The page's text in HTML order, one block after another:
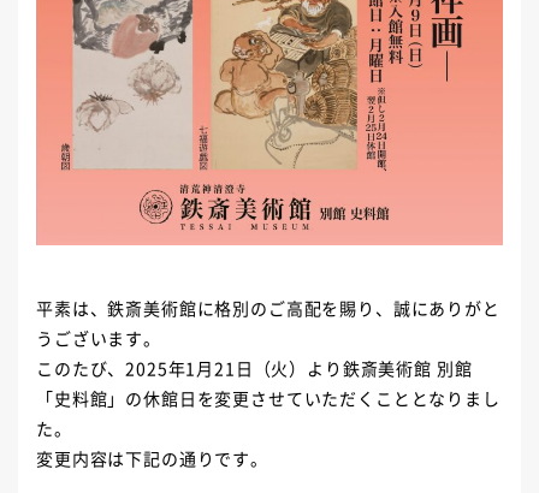
平素は、鉄斎美術館に格別のご高配を賜り、誠にありがと
うございます。
このたび、2025年1月21日（火）より鉄斎美術館 別館
「史料館」の休館日を変更させていただくこととなりまし
た。
変更内容は下記の通りです。